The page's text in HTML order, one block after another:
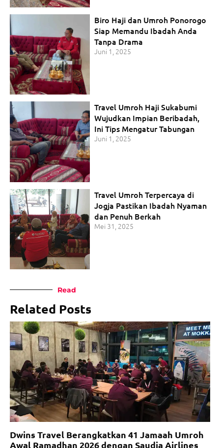
Biro Haji dan Umroh Ponorogo
Siap Memandu Ibadah Anda
Tanpa Drama
Juni 1, 2025
Travel Umroh Haji Sukabumi
Wujudkan Impian Beribadah,
Ini Tips Mengatur Tabungan
Juni 1, 2025
Travel Umroh Terpercaya di
Jogja Pastikan Ibadah Nyaman
dan Penuh Berkah
Mei 31, 2025
Read
Related Posts
Dwins Travel Berangkatkan 41 Jamaah Umroh
Awal Ramadhan 2026 dengan Saudia Airlines